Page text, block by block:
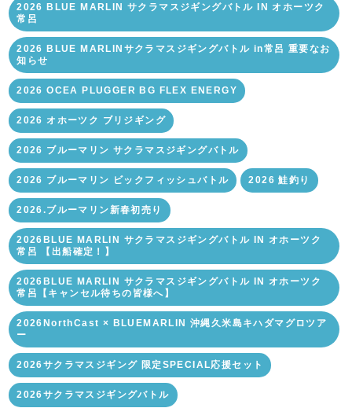
2026 BLUE MARLIN サクラマスジギングバトル IN オホーツク
常呂
2026 BLUE MARLINサクラマスジギングバトル in常呂 重要なお
知らせ
2026 OCEA PLUGGER BG FLEX ENERGY
2026 オホーツク ブリジギング
2026 ブルーマリン サクラマスジギングバトル
2026 ブルーマリン ビックフィッシュバトル 2026 鮭釣り
2026.ブルーマリン新春初売り
2026BLUE MARLIN サクラマスジギングバトル IN オホーツク
常呂 【出船確定！】
2026BLUE MARLIN サクラマスジギングバトル IN オホーツク
常呂【キャンセル待ちの皆様へ】
2026NorthCast × BLUEMARLIN 沖縄久米島キハダマグロツア
ー
2026サクラマスジギング 限定SPECIAL応援セット
2026サクラマスジギングバトル